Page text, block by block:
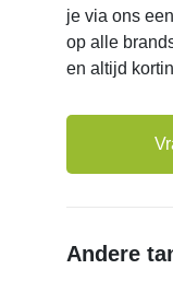
je via ons
op alle
en altijd
Andere